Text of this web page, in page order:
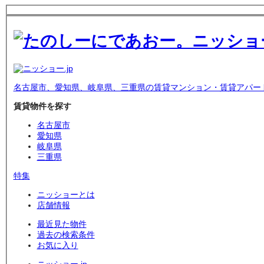
名古屋市、愛知県、岐阜県、三重県の賃貸マンション・賃貸アパー
賃貸物件を探す
名古屋市
愛知県
岐阜県
三重県
特集
ニッショーとは
店舗情報
最近見た物件
過去の検索条件
お気に入り